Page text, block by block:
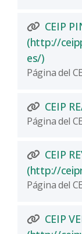
CEIP
(http://
es/)(Abre
Página del
CEIP
Página del
CEIP
(http://
Página del
CEIP